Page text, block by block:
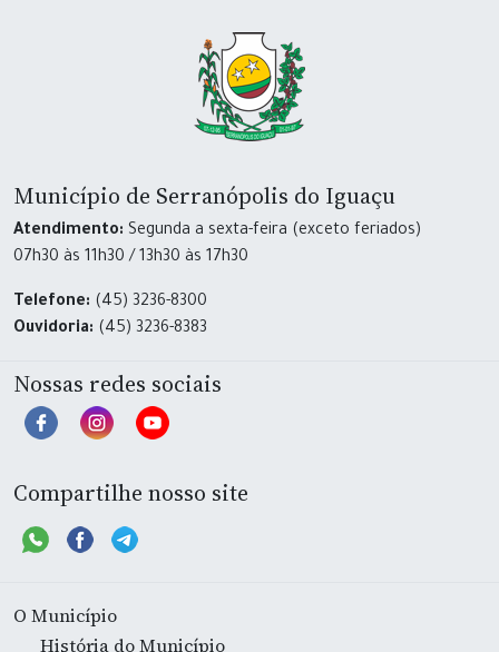
Município de Serranópolis do Iguaçu
Atendimento: Segunda a sexta-feira (exceto feriados)
07h30 às 11h30 / 13h30 às 17h30
Telefone: (45) 3236-8300
Ouvidoria: (45) 3236-8383
Nossas redes sociais
Compartilhe nosso site
O Município
História do Município